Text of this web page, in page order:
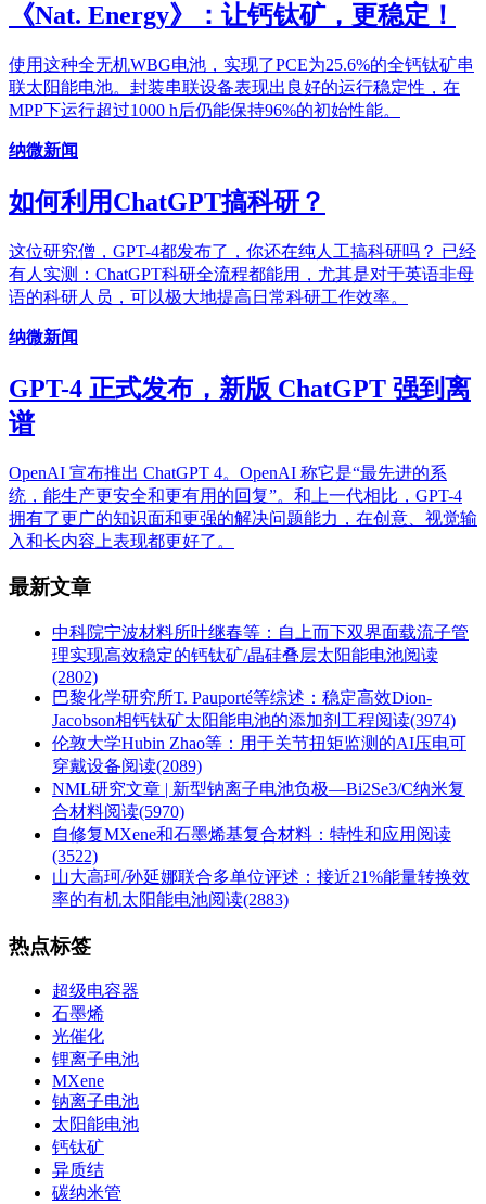
《Nat. Energy》：让钙钛矿，更稳定！
使用这种全无机WBG电池，实现了PCE为25.6%的全钙钛矿串
联太阳能电池。封装串联设备表现出良好的运行稳定性，在
MPP下运行超过1000 h后仍能保持96%的初始性能。
纳微新闻
如何利用ChatGPT搞科研？
这位研究僧，GPT-4都发布了，你还在纯人工搞科研吗？ 已经
有人实测：ChatGPT科研全流程都能用，尤其是对于英语非母
语的科研人员，可以极大地提高日常科研工作效率。
纳微新闻
GPT-4 正式发布，新版 ChatGPT 强到离
谱
OpenAI 宣布推出 ChatGPT 4。OpenAI 称它是“最先进的系
统，能生产更安全和更有用的回复”。和上一代相比，GPT-4
拥有了更广的知识面和更强的解决问题能力，在创意、视觉输
入和长内容上表现都更好了。
最新文章
中科院宁波材料所叶继春等：自上而下双界面载流子管
理实现高效稳定的钙钛矿/晶硅叠层太阳能电池阅读
(2802)
巴黎化学研究所T. Pauporté等综述：稳定高效Dion-
Jacobson相钙钛矿太阳能电池的添加剂工程阅读(3974)
伦敦大学Hubin Zhao等：用于关节扭矩监测的AI压电可
穿戴设备阅读(2089)
NML研究文章 | 新型钠离子电池负极—Bi2Se3/C纳米复
合材料阅读(5970)
自修复MXene和石墨烯基复合材料：特性和应用 阅读
(3522)
山大高珂/孙延娜联合多单位评述：接近21%能量转换效
率的有机太阳能电池阅读(2883)
热点标签
超级电容器
石墨烯
光催化
锂离子电池
MXene
钠离子电池
太阳能电池
钙钛矿
异质结
碳纳米管